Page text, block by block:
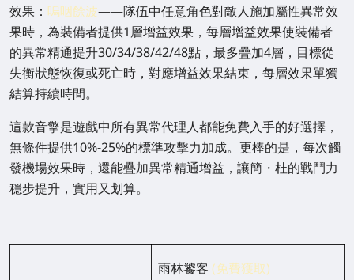
效果： 嗚咽餘波——隊伍中任意角色對敵人施加屬性異常效
果時，為裝備者提供1層增益效果，每層增益效果使裝備者
的異常精通提升30/34/38/42/48點，最多疊加4層，目標從
失衡狀態恢復或死亡時，對應增益效果結束，每層效果單獨
結算持續時間。
這款音擎是遊戲中所有異常代理人都能免費入手的好選擇，
無條件提供10%-25%的標準攻擊力加成。更棒的是，每次觸
發機場效果時，還能疊加異常精通增益，讓簡・杜的戰鬥力
穩步提升，實用又划算。
雨林饕客 (免費獲取)